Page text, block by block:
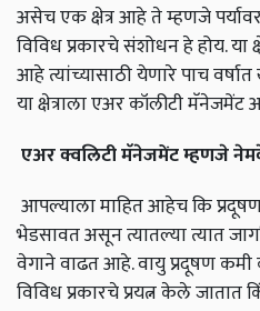
असेच एक क्षेत्र आहे ते म्हणजे
विविध प्रकारचे संशोधन हे होय. या
आहे त्यांच्यासाठी येणारे पाच
या क्षेत्राला एअर कॉलीटी
एअरक्वलिटीमॅनेजमेंटम्हणजे
आपल्याला माहित आहेच कि
भेडसावत असून त्यातल्या त्यात
वेगाने वाढत आहे. वायु प्रदूषण
विविध प्रकारचे प्रयत्न केले